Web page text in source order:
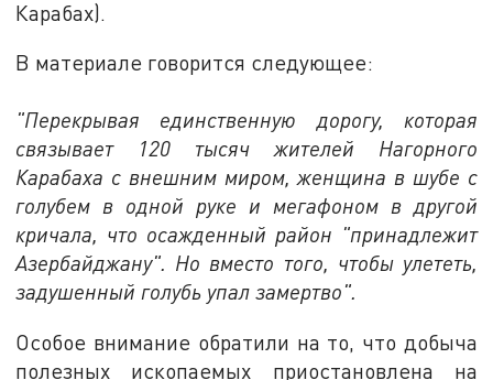
Карабах).
В материале говорится следующее:
"Перекрывая единственную дорогу, которая
связывает 120 тысяч жителей Нагорного
Карабаха с внешним миром, женщина в шубе с
голубем в одной руке и мегафоном в другой
кричала, что осажденный район "принадлежит
Азербайджану". Но вместо того, чтобы улететь,
задушенный голубь упал замертво".
Особое внимание обратили на то, что добыча
полезных ископаемых приостановлена на